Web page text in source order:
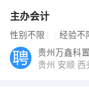
主办会计
性别不限 经验不
贵州万鑫科
贵州 安顺 西